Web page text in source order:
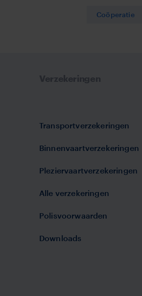
Coöperatie
Transportverzekeringen
Binnenvaartverzekeringen
Pleziervaartverzekeringen
Alle verzekeringen
Polisvoorwaarden
Downloads